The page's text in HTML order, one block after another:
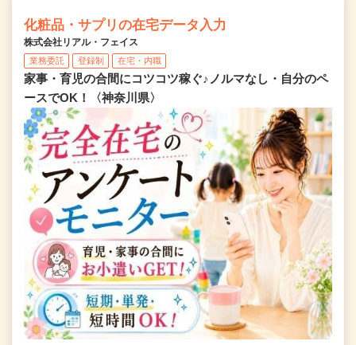
化粧品・サプリの在宅データ入力
株式会社リアル・フェイス
業務委託 登録制 在宅・内職
家事・育児の合間にコツコツ稼ぐ♪ノルマなし・自分のペ
ースでOK！〈神奈川県〉